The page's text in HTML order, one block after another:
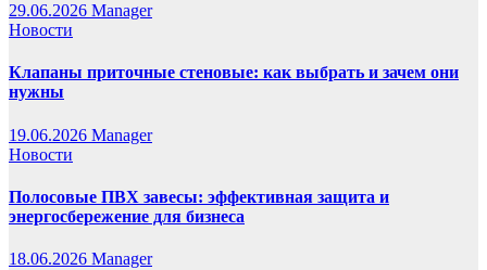
29.06.2026 Manager
Новости
Клапаны приточные стеновые: как выбрать и зачем они
нужны
19.06.2026 Manager
Новости
Полосовые ПВХ завесы: эффективная защита и
энергосбережение для бизнеса
18.06.2026 Manager